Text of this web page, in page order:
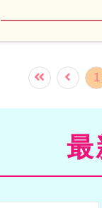
《一字千金 筆武
主持人獎」，成
得「迷你劇集女
1
最